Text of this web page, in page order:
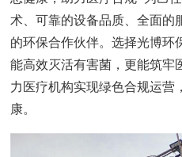
术、可靠的设备品质、全面的
的环保合作伙伴。选择光博环
能高效灭活有害菌，更能筑牢
力医疗机构实现绿色合规运营
康。